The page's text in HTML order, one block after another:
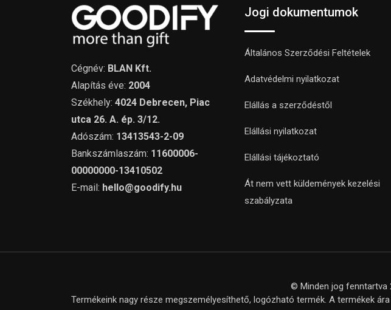
Cégnév: BLAN Kft.
Alapítás éve: 2004
Székhely: 4024 Debrecen, Piac
utca 26. A. ép. 3/12.
Adószám: 13413543-2-09
Bankszámlaszám: 11600006-
00000000-13410502
E-mail: hello@goodify.hu
Jogi dokumentumok
Általános Szerződési Feltételek
Adatvédelmi nyilatkozat
Elállás a szerződéstől
Elállási nyilatkozat
Elállási tájékoztató
Át nem vett küldemények kezelési
szabályzata
© Minden jog fenntartva
Termékeink nagy része megszemélyesíthető, logózható termék. A termékek